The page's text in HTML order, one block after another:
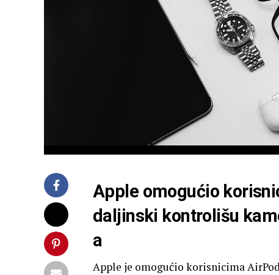
Apple omogućio
daljinski kontrolišu
a
Apple je omogućio korisnicima